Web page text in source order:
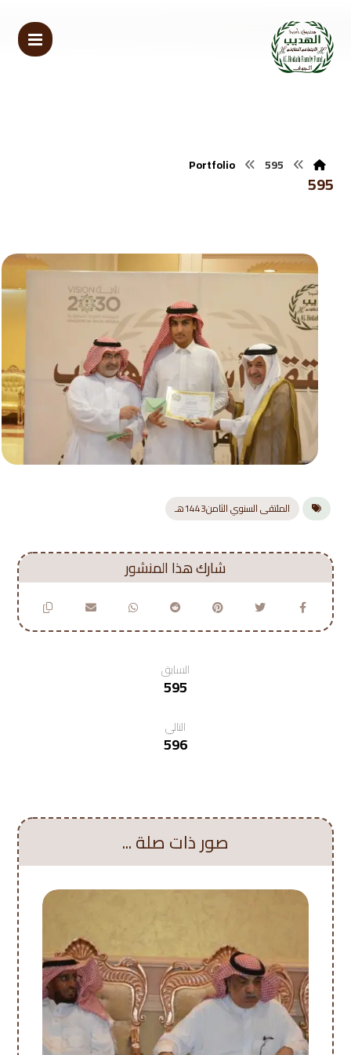
Portfolio 595
595
الملتقى السنوي الثامن1443هـ
السابق
595
التالي
596
صور ذات صلة ...